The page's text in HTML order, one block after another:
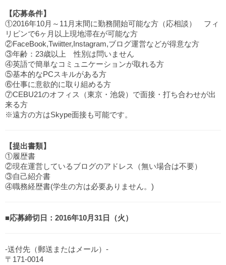
【応募条件】
①2016年10月～11月末間に勤務開始可能な方（応相談） フィ
リピンで6ヶ月以上現地滞在が可能な方
②FaceBook,Twiitter,Instagram,ブログ運営などが得意な方
③年齢：23歳以上 性別は問いません
④英語で簡単なコミュニケーションが取れる方
⑤基本的なPCスキルがある方
⑥仕事に意欲的に取り組める方
⑦CEBU21のオフィス（東京・池袋）で面接・打ち合わせが出
来る方
※遠方の方はSkype面接も可能です。
【提出書類】
①履歴書
②現在運営しているブログのアドレス（無い場合は不要）
③自己紹介書
④職務経歴書(学生の方は必要ありません。)
■応募締切日：2016年10月31日（火）
-送付先（郵送またはメール）-
〒171-0014